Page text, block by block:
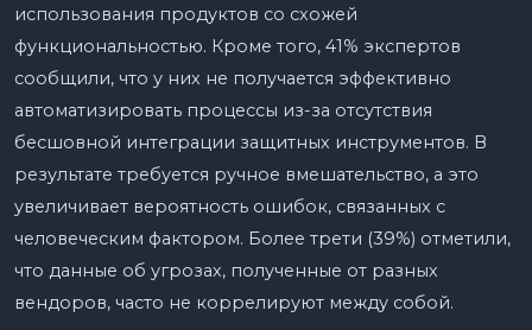
использования продуктов со схожей
функциональностью. Кроме того, 41% экспертов
сообщили, что у них не получается эффективно
автоматизировать процессы из-за отсутствия
бесшовной интеграции защитных инструментов. В
результате требуется ручное вмешательство, а это
увеличивает вероятность ошибок, связанных с
человеческим фактором. Более трети (39%) отметили,
что данные об угрозах, полученные от разных
вендоров, часто не коррелируют между собой.